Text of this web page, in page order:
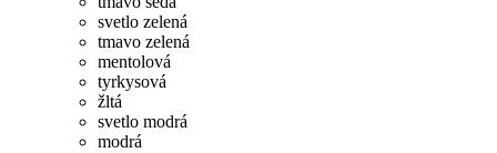
svetlo zelená
tmavo zelená
mentolová
tyrkysová
žltá
svetlo modrá
modrá